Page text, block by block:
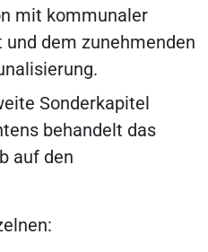
mit kommunaler
dem zunehmenden
Sonderkapitel
behandelt das
auf den